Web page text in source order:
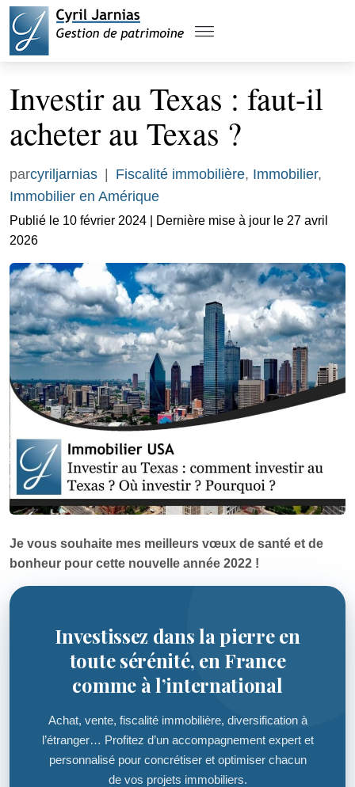
Investir au Texas : faut-il
acheter au Texas ?
parcyriljarnias Fiscalité immobilière, Immobilier,
Immobilier en Amérique
Publié le 10 février 2024 | Dernière mise à jour le 27 avril
2026
Je vous souhaite mes meilleurs vœux de santé et de
bonheur pour cette nouvelle année 2022 !
Investissez dans la pierre en
toute sérénité, en France
comme à l’international
Achat, vente, fiscalité immobilière, diversification à
l’étranger… Profitez d’un accompagnement expert et
personnalisé pour concrétiser et optimiser chacun
de vos projets immobiliers.